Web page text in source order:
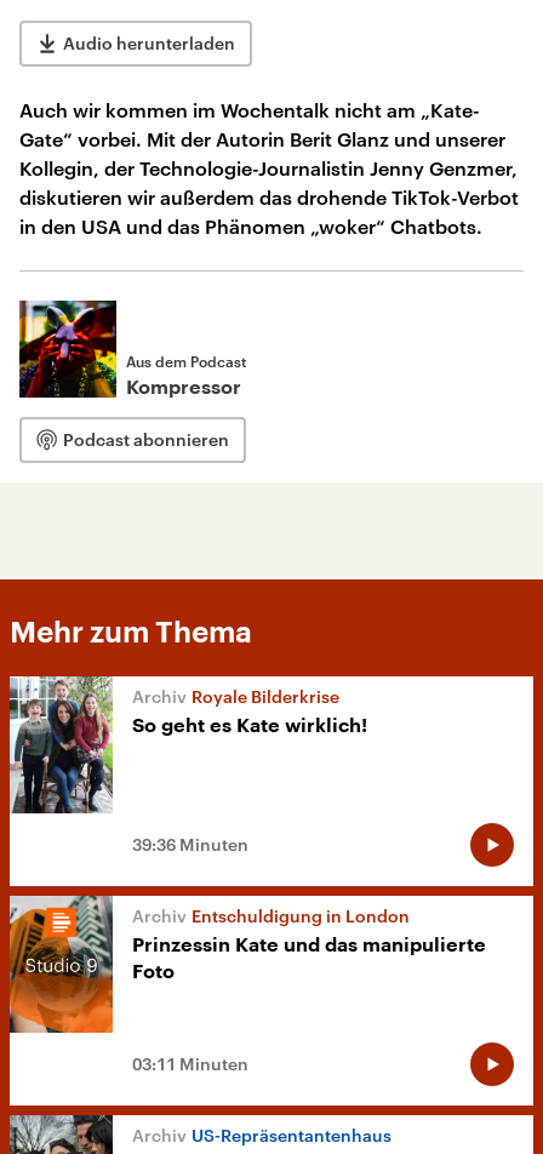
Audio herunterladen
Auch wir kommen im Wochentalk nicht am „Kate-
Gate“ vorbei. Mit der Autorin Berit Glanz und unserer
Kollegin, der Technologie-Journalistin Jenny Genzmer,
diskutieren wir außerdem das drohende TikTok-Verbot
in den USA und das Phänomen „woker“ Chatbots.
Aus dem Podcast
Kompressor
Podcast abonnieren
Mehr zum Thema
Royale Bilderkrise
So geht es Kate wirklich!
39:36 Minuten
Entschuldigung in London
Prinzessin Kate und das manipulierte
Foto
03:11 Minuten
US-Repräsentantenhaus